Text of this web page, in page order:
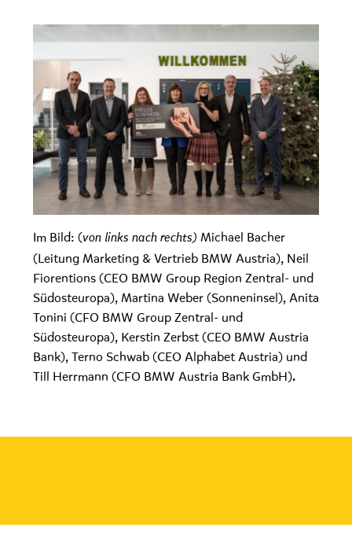
Im Bild: (von links nach rechts) Michael Bacher
(Leitung Marketing & Vertrieb BMW Austria), Neil
Fiorentions (CEO BMW Group Region Zentral- und
Südosteuropa), Martina Weber (Sonneninsel), Anita
Tonini (CFO BMW Group Zentral- und
Südosteuropa), Kerstin Zerbst (CEO BMW Austria
Bank), Terno Schwab (CEO Alphabet Austria) und
Till Herrmann (CFO BMW Austria Bank GmbH).